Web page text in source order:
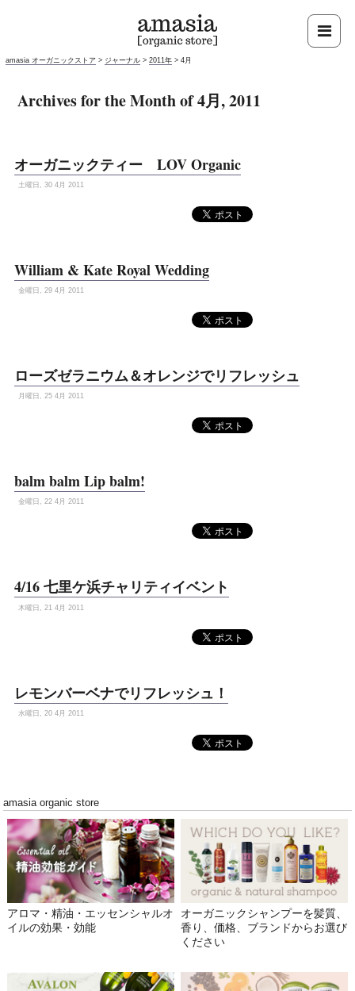
amasia オーガニックストア > ジャーナル >2011年 >4月
Archives for the Month of 4月, 2011
オーガニックティー LOV Organic
土曜日, 30 4月 2011
William & Kate Royal Wedding
金曜日, 29 4月 2011
ローズゼラニウム＆オレンジでリフレッシュ
月曜日, 25 4月 2011
balm balm Lip balm!
金曜日, 22 4月 2011
4/16 七里ケ浜チャリティイベント
木曜日, 21 4月 2011
レモンバーベナでリフレッシュ！
水曜日, 20 4月 2011
amasia organic store
アロマ・精油・エッセンシャルオ
イルの効果・効能
オーガニックシャンプーを髪質、
香り、価格、ブランドからお選び
ください